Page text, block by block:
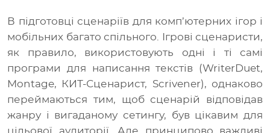
В підготовці сценаріїв для комп’ютерних ігор і
мобільних багато спільного. Ігрові сценаристи,
як правило, використовують одні і ті самі
програми для написання текстів (WriterDuet,
Montage, КИТ-Сценарист, Scrivener), однаково
переймаються тим, щоб сценарій відповідав
жанру і вигаданому сетингу, був цікавим для
цільової аудиторії. Але принципово важливі